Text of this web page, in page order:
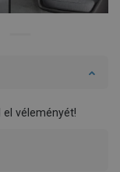
véleményét!